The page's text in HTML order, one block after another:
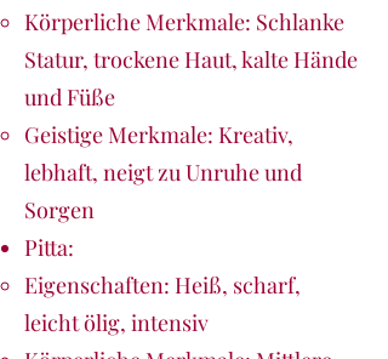
Körperliche Merkmale: Schlanke
Statur, trockene Haut, kalte Hände
und Füße
Geistige Merkmale: Kreativ,
lebhaft, neigt zu Unruhe und
Sorgen
Pitta:
Eigenschaften: Heiß, scharf,
leicht ölig, intensiv